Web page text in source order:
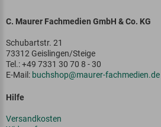
C. Maurer Fachmedien GmbH & Co. KG
Schubartstr. 21
73312 Geislingen/Steige
Tel.: +49 7331 30 70 8 - 30
E-Mail: buchshop@maurer-fachmedien.de
Hilfe
Versandkosten